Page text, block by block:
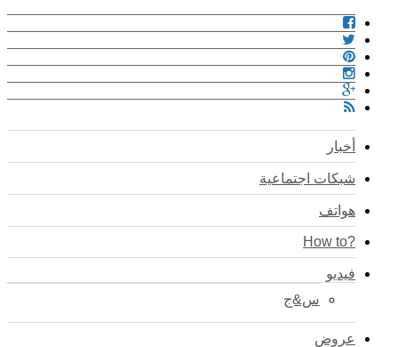
أخبار
شبكات اجتماعية
هواتف
?How to
فيديو
س&ج
عروض